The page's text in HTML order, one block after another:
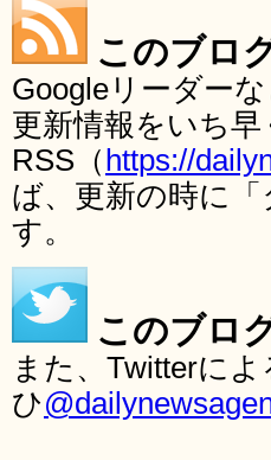
このブロ
Googleリーダー
更新情報をいち
RSS（ https://
ば、更新の時に
す。
このブロ
また、Twitterに
ひ